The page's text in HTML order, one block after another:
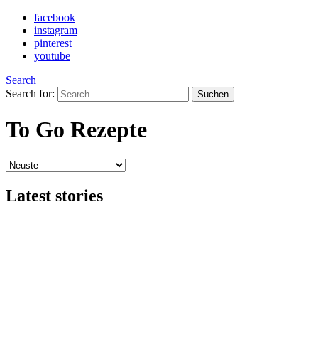
facebook
instagram
pinterest
youtube
Search
Search for:
Suchen
To Go Rezepte
Latest stories